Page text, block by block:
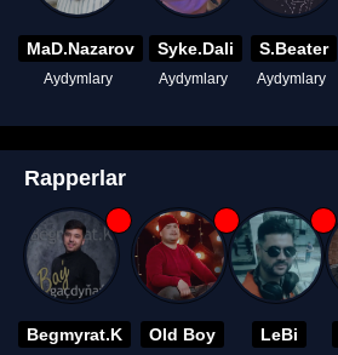
MaD.Nazarov
Aydymlary
Syke.Dali
Aydymlary
S.Beater
Aydymlary
Rapperlar
Begmyrat.K Old Boy LeBi